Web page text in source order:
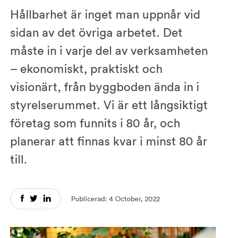
Hållbarhet är inget man uppnår vid
sidan av det övriga arbetet. Det
måste in i varje del av verksamheten
– ekonomiskt, praktiskt och
visionärt, från byggboden ända in i
styrelserummet. Vi är ett långsiktigt
företag som funnits i 80 år, och
planerar att finnas kvar i minst 80 år
till.
Publicerad: 4 October, 2022